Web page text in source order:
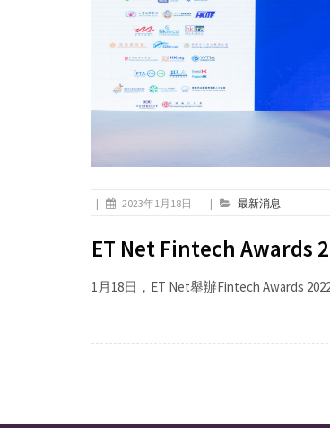
| 2023年1月18日 | 最新消息
ET Net Fintech Awards
1月18日，ET Net舉辦Fintech Awards